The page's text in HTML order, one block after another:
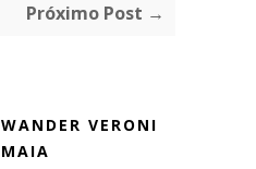
Próximo Post →
WANDER VERONI
MAIA